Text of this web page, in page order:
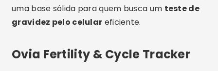
fértil.
Publicidade - SpotAds
playstore, o Ovia tem avaliação alta e muitos
elogios das usuárias. É ideal para quem busca um